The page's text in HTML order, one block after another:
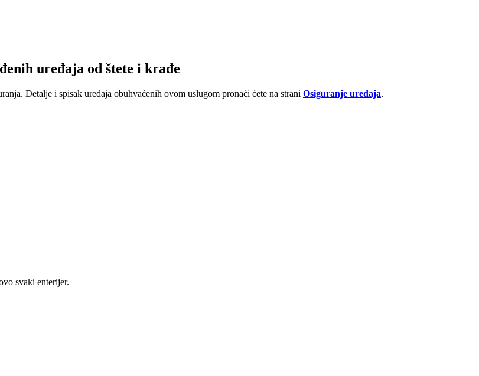
uređaja od štete i krađe
Detalje i spisak uređaja obuhvaćenih ovom uslugom pronaći ćete na strani Osiguranje uređaja.
svaki enterijer.